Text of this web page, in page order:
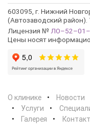
603095, г. Нижний
(Автозаводский
Лицензия №
Цены носят
О клинике Новости
Услуги
Галерея